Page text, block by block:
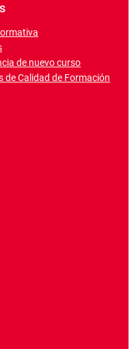
de nuevo curso
de Calidad de Formación